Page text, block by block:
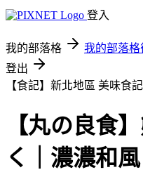
登入
我的部落格 我的部落格
登出
【食記】新北地區 美味食記
【丸の良食
く｜濃濃和